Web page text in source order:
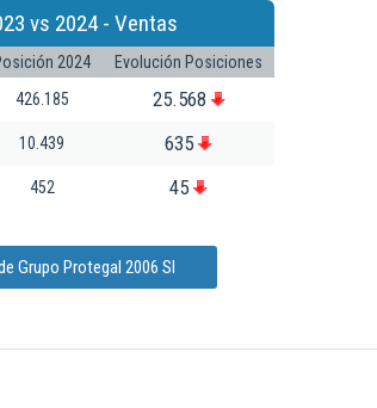
vs 2024 - Ventas
2024
Evolución Posiciones
426.185 25.568
10.439 635
452 45
Grupo Protegal 2006 Sl